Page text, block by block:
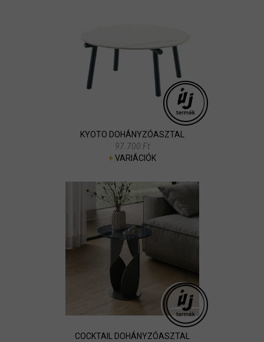
KYOTO DOHÁNYZÓASZTAL
97.700 Ft
+VARIÁCIÓK
COCKTAIL DOHÁNYZÓASZTAL